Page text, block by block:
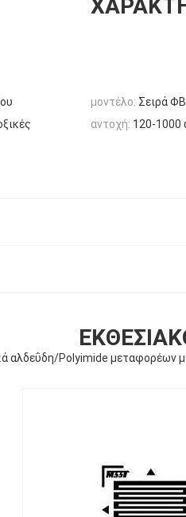
μοντέλο: Σειρά ΦΒ
αντοχή: 120-1000
αλδεΰδη/Polyimide μεταφορέων